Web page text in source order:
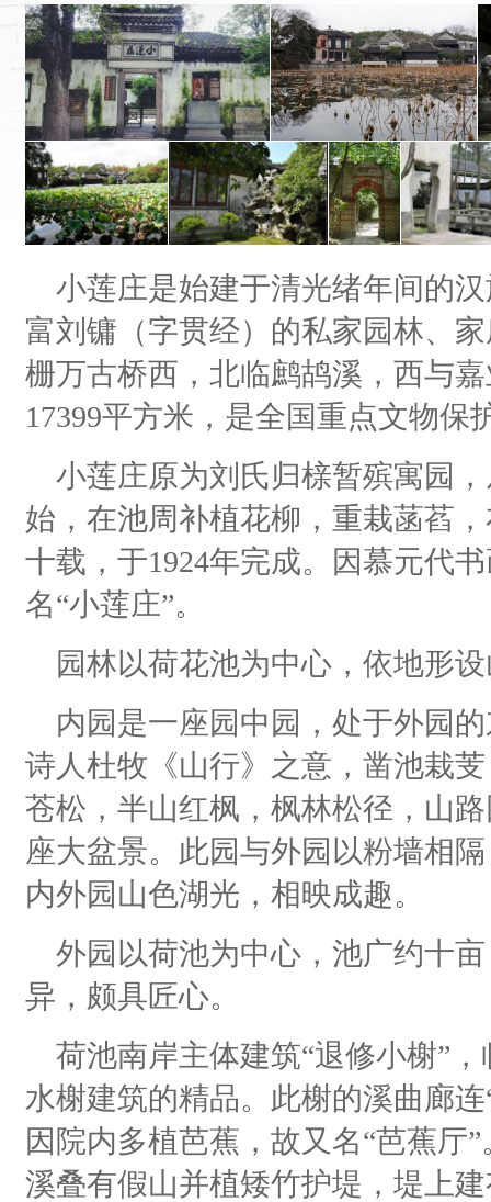
小莲庄是始建于清光绪年间的
富刘镛（字贯经）的私家园林、
栅万古桥西，北临鹧鸪溪，西与
17399平方米，是全国重点文物保
小莲庄原为刘氏归榇暂殡寓园
始，在池周补植花柳，重栽菡萏
十载，于1924年完成。因慕元代
名“小莲庄”。
园林以荷花池为中心，依地形
内园是一座园中园，处于外园
诗人杜牧《山行》之意，凿池栽
苍松，半山红枫，枫林松径，山
座大盆景。此园与外园以粉墙相
内外园山色湖光，相映成趣。
外园以荷池为中心，池广约十
异，颇具匠心。
荷池南岸主体建筑“退修小榭”
水榭建筑的精品。此榭的溪曲廊
因院内多植芭蕉，故又名“芭蕉厅
溪叠有假山并植矮竹护堤，堤上